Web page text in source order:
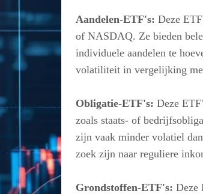
Aandelen-ETF's: Deze
of NASDAQ. Ze bieden
individuele aandelen te
volatiliteit in vergelijking
Obligatie-ETF's: Deze
zoals staats- of
zijn vaak minder volatiel
zoek zijn naar reguliere
Grondstoffen-ETF's: Deze